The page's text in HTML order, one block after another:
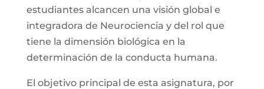
estudiantes alcancen una visión global e
integradora de Neurociencia y del rol que
tiene la dimensión biológica en la
determinación de la conducta humana.
El objetivo principal de esta asignatura, por